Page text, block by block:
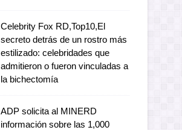
Celebrity Fox RD,Top10,El
secreto detrás de un rostro más
estilizado: celebridades que
admitieron o fueron vinculadas a
la bichectomía
ADP solicita al MINERD
información sobre las 1,000